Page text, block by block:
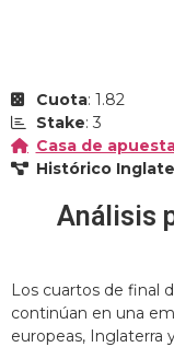
Cuota: 1.82
Stake: 3
Casa de
Histórico
Análisis
Los cuartos de final
continúan en una
europeas, Inglaterra